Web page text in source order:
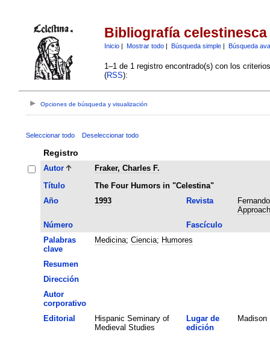
Bibliografía celestinesca
Inicio| Mostrar todo| Búsqueda simple| Búsqueda
1–1 de 1 registro encontrado(s) con los
(RSS):
Opciones de búsqueda y visualización
Seleccionar todo Deseleccionar todo
Registro
Autor
Fraker, Charles F.
Título
The Four Humors in "Celestina"
Año
1993 Revista
Número
Fascículo
Palabras
clave
Medicina; Ciencia; Humores
Resumen
Dirección
Autor
corporativo
Editorial
Hispanic Seminary of
Medieval Studies
Lugar de
edición
Madison